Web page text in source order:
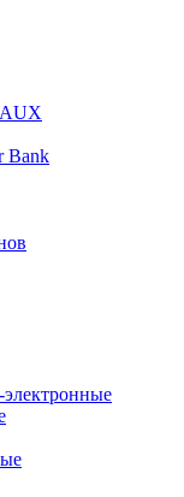
Bank